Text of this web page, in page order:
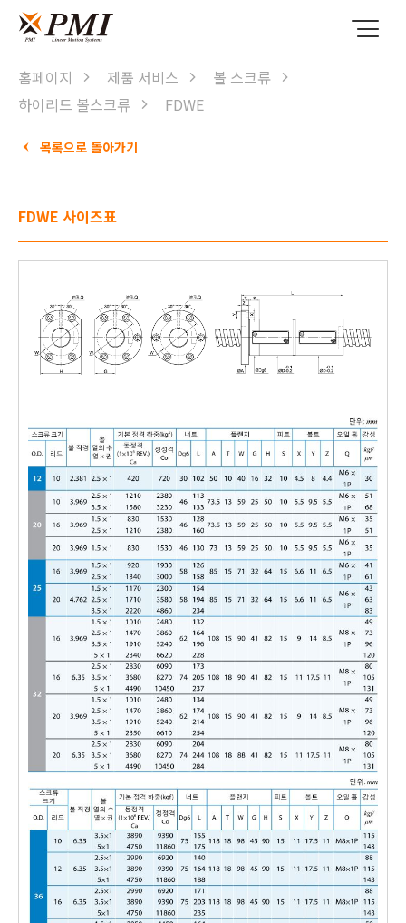
홈페이지 제품 서비스
볼 스크류
하이리드 볼스크류
FDWE
목록으로 돌아가기
FDWE 사이즈표